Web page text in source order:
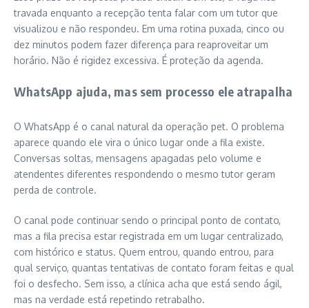
travada enquanto a recepção tenta falar com um tutor que
visualizou e não respondeu. Em uma rotina puxada, cinco ou
dez minutos podem fazer diferença para reaproveitar um
horário. Não é rigidez excessiva. É proteção da agenda.
WhatsApp ajuda, mas sem processo ele atrapalha
O WhatsApp é o canal natural da operação pet. O problema
aparece quando ele vira o único lugar onde a fila existe.
Conversas soltas, mensagens apagadas pelo volume e
atendentes diferentes respondendo o mesmo tutor geram
perda de controle.
O canal pode continuar sendo o principal ponto de contato,
mas a fila precisa estar registrada em um lugar centralizado,
com histórico e status. Quem entrou, quando entrou, para
qual serviço, quantas tentativas de contato foram feitas e qual
foi o desfecho. Sem isso, a clínica acha que está sendo ágil,
mas na verdade está repetindo retrabalho.